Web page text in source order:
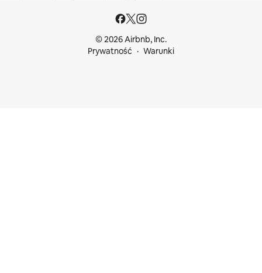
© 2026 Airbnb, Inc.
Prywatność
Warunki